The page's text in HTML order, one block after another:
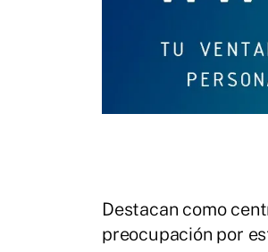
Destacan como
preocupación por